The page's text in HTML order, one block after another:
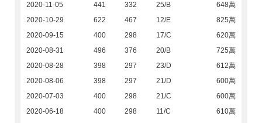
2020-11-05
441 332 25/B
648萬
2020-10-29
622 467 12/E
825萬
2020-09-15
400 298 17/C
620萬
2020-08-31
496 376 20/B
725萬
2020-08-28
398 297 23/D
612萬
2020-08-06
398 297 21/D
600萬
2020-07-03
400 298 21/C
600萬
2020-06-18
400 298 11/C
610萬